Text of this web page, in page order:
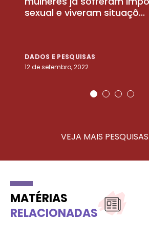
sexual e viveram situaçõ...
DADOS E PESQUISAS
12 de setembro, 2022
VEJA MAIS PESQUISAS
MATÉRIAS
RELACIONADAS